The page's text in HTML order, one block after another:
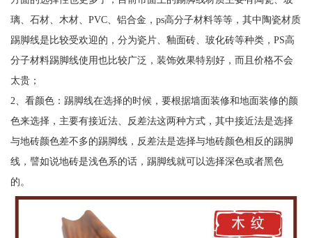
璃、石材、木材、PVC、铝合金，ps高分子材料等等，其中陶瓷材质
踢脚线是比较受欢迎的，分为瓷片、釉面砖、玻化砖等种类，PS高
分子材料踢脚线使用也比较广泛，装饰效果特别好，而且价格不会
太贵；
2、看颜色：踢脚线在选择的时候，要根据墙面装修和地面装修的颜
色来选择，主要有接近法、反差法这两种方式，其中接近法是选择
与地砖颜色差不多的踢脚线，反差法是选择与地砖颜色相反的踢脚
线，譬如说地砖是浅色系的话，踢脚线就可以选择深色或者黑色
的。